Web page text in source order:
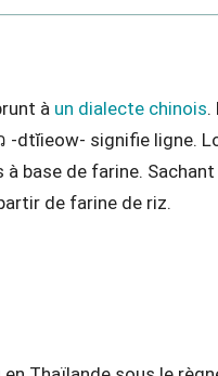
à un dialecte chinois.
dtĭieow- signifie ligne.
base de farine. Sachant
de farine de riz.